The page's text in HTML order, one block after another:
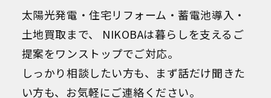
太陽光発電・住宅リフォーム・蓄電池導入・
土地買取まで、
NIKOBAは暮らしを支えるご
提案をワンストップでご対応。
しっかり相談したい方も、まず話だけ聞きた
い方も、お気軽にご連絡ください。